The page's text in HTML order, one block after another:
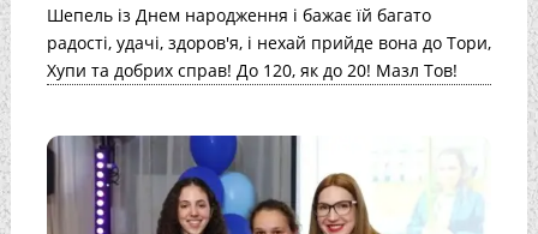
Шепель із Днем народження і бажає їй багато
радості, удачі, здоров'я, і нехай прийде вона до Тори,
Хупи та добрих справ! До 120, як до 20! Мазл Тов!